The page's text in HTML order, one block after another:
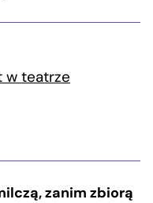
w teatrze
zanim zbiorą